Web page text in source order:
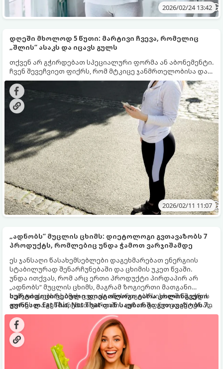
2026/02/24 13:42
დღეში მხოლოდ 5 წუთი: მარტივი ჩვევა, რომელიც
„შლის“ ასაკს და იცავს გულს
თქვენ არ გჭირდებათ სპეციალური ფორმა ან აბონემენტი.
ჩვენ შევეჩვიეთ ფიქრს, რომ მტკიცე ჯანმრთელობისა და
ხანგრძლივი სიცოცხლისთვის საჭიროა საათობით
ოფლის ღვრა სპორტულ დარბაზში ან უზარმაზარი
თანხების ხარჯვა „სუპერფუდებზე“. უკრაინელი
მწვრთნელი ვანესა სტურმანი გვიამბობს ჩვევაზე,
რომელსაც შეუძლია თქვენს ცხოვრებას წლები შემატოს.
2026/02/11 11:07
„ადნობს“ მუცლის ცხიმს: დიეტოლოგი გვთავაზობს 7
პროდუქტს, რომლებიც უნდა ჭამოთ ვარჯიშამდე
ეს ჯანსაღი წასახემსებლები დაგეხმარებათ ენერგიის
სტაბილურად შენარჩუნებაში და ცხიმის უკეთ წვაში.
უნდა ითქვას, რომ არც ერთი პროდუქტი პირდაპირ არ
„ადნობს“ მუცლის ცხიმს, მაგრამ ზოგიერთი მათგანი
აუმჯობესებს ცხიმის ცვლას, აწესრიგებს სისხლში შაქრის
დონეს და გეხმარებათ ვარჯიშის დროს უფრო ეფექტურად
იმუშაოთ.
სერტიფიცირებული დიეტოლოგი ტარა კოლინგვუდი
ჟურნალ Eat This, Not That-თან საუბარში გვთავაზობს 7
პროდუქტს, რომლებსაც ვარჯიშამდე უნდა
მივირთვათ: